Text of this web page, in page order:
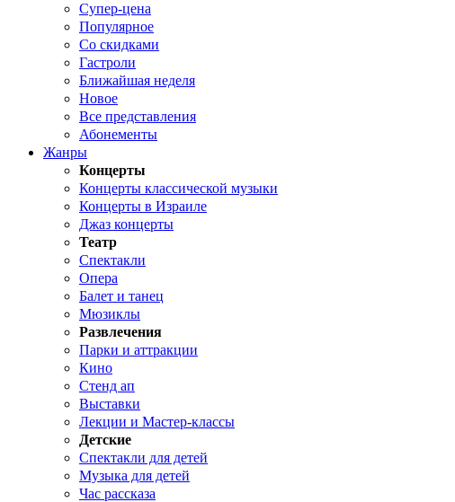
Супер-цена
Популярное
Со скидками
Гастроли
Ближайшая неделя
Новое
Все представления
Абонементы
Жанры
Концерты
Концерты классической музыки
Концерты в Израиле
Джаз концерты
Театр
Спектакли
Опера
Балет и танец
Мюзиклы
Развлечения
Парки и аттракции
Кино
Стенд ап
Выставки
Лекции и Мастер-классы
Детские
Спектакли для детей
Музыка для детей
Час рассказа